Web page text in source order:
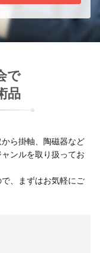
で
品
ら掛軸、陶磁器など
ンルを取り扱ってお
、まずはお気軽にご